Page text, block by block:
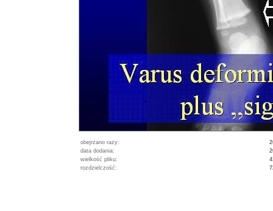
obejrzano razy:
data dodania:
wielkość pliku:
rozdzielczość: